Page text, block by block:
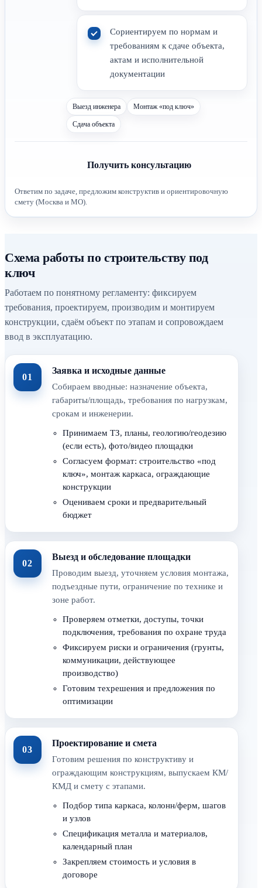
Сориентируем по нормам и
требованиям к сдаче объекта,
актам и исполнительной
документации
Выезд инженера Монтаж «под ключ»
Сдача объекта
Получить консультацию
Ответим по задаче, предложим конструктив и ориентировочную
смету (Москва и МО).
Схема работы по строительству под
ключ
Работаем по понятному регламенту: фиксируем
требования, проектируем, производим и монтируем
конструкции, сдаём объект по этапам и сопровождаем
ввод в эксплуатацию.
01
Заявка и исходные данные
Собираем вводные: назначение объекта,
габариты/площадь, требования по нагрузкам,
срокам и инженерии.
Принимаем ТЗ, планы, геологию/геодезию
(если есть), фото/видео площадки
Согласуем формат: строительство «под
ключ», монтаж каркаса, ограждающие
конструкции
Оцениваем сроки и предварительный
бюджет
02
Выезд и обследование площадки
Проводим выезд, уточняем условия монтажа,
подъездные пути, ограничение по технике и
зоне работ.
Проверяем отметки, доступы, точки
подключения, требования по охране труда
Фиксируем риски и ограничения (грунты,
коммуникации, действующее
производство)
Готовим техрешения и предложения по
оптимизации
03
Проектирование и смета
Готовим решения по конструктиву и
ограждающим конструкциям, выпускаем КМ/
КМД и смету с этапами.
Подбор типа каркаса, колонн/ферм, шагов
и узлов
Спецификация металла и материалов,
календарный план
Закрепляем стоимость и условия в
договоре